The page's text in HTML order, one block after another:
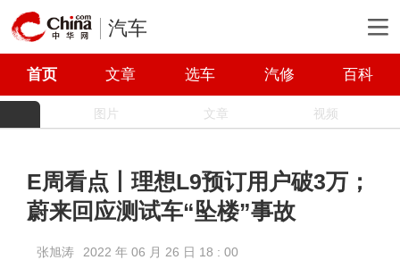
汽车
首页 文章 选车 汽修 百科
图片 文章 视频
E周看点丨理想L9预订用户破3万；
蔚来回应测试车“坠楼”事故
张旭涛 2022 年 06 月 26 日 18 : 00